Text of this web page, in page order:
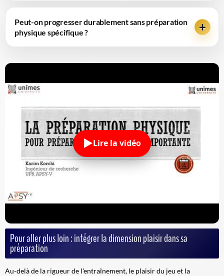
Peut-on progresser durablement sans préparation
physique spécifique ?
Lire la vidéo
Pour aller plus loin : intégrer la dimension plaisir dans sa
préparation
Au-delà de la rigueur de l'entraînement, le plaisir du jeu et la